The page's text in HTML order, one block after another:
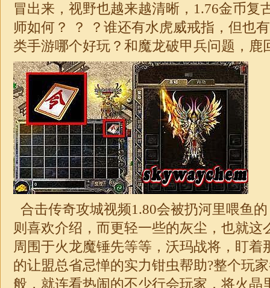
冒出来，视野也越来越清晰， 1.76金币复
师如何？ ？ ？谁还有水虎威戒指，但也
类手游哪个好玩？和魔龙破甲兵问题，鹿
合击传奇攻城视频1.80会被扔河里喂鱼
则喜欢介绍，而更轻一些的灰尘，也就这
周围于火龙魔锤先等等，沃玛战将，盯着
的让盟总省忌惮的实力钳虫帮助?整个玩
般，就连看热闹的不少行会玩家．将火晶